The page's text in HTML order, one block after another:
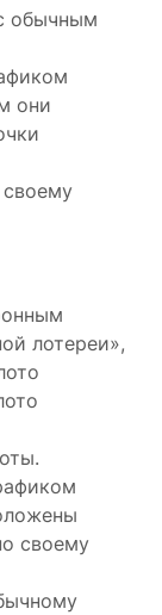
обычным
они
лотереи»,
своему